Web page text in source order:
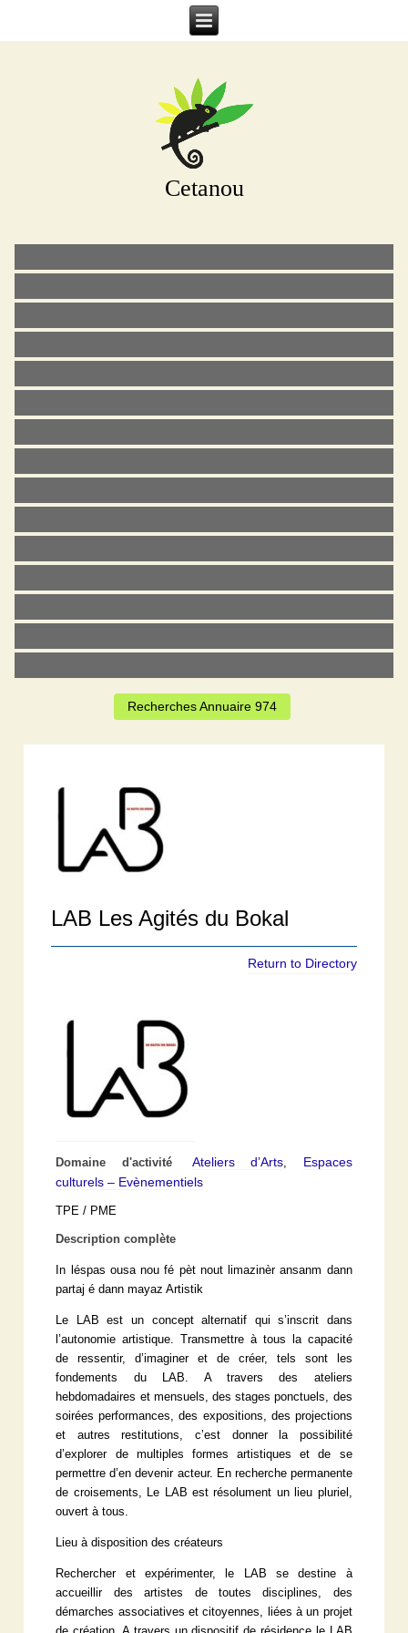
Cetanou
Recherches Annuaire 974
LAB Les Agités du Bokal
Return to Directory
Domaine d'activité Ateliers d’Arts
Espaces
culturels – Evènementiels
TPE / PME
Description complète
In léspas ousa nou fé pèt nout limazinèr ansanm dann
partaj é dann mayaz Artistik
Le LAB est un concept alternatif qui s’inscrit dans
l’autonomie artistique. Transmettre à tous la capacité
de ressentir, d’imaginer et de créer, tels sont les
fondements du LAB. A travers des ateliers
hebdomadaires et mensuels, des stages ponctuels, des
soirées performances, des expositions, des projections
et autres restitutions, c’est donner la possibilité
d’explorer de multiples formes artistiques et de se
permettre d’en devenir acteur. En recherche permanente
de croisements, Le LAB est résolument un lieu pluriel,
ouvert à tous.
Lieu à disposition des créateurs
Rechercher et expérimenter, le LAB se destine à
accueillir des artistes de toutes disciplines, des
démarches associatives et citoyennes, liées à un projet